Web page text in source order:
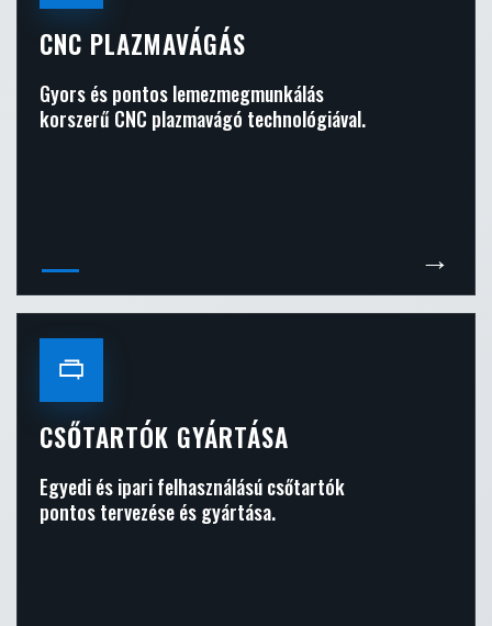
CNC PLAZMAVÁGÁS
Gyors és pontos lemezmegmunkálás
korszerű CNC plazmavágó technológiával.
→
CSŐTARTÓK GYÁRTÁSA
Egyedi és ipari felhasználású csőtartók
pontos tervezése és gyártása.